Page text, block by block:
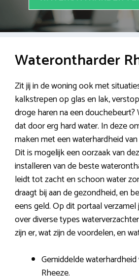
Waterontharder
Zit jij in de woning ook met
kalkstrepen op glas en lak,
droge haren na een
dat door erg hard water. In deze
maken met een waterhardheid
Dit is mogelijk een oorzaak van
installeren van de beste
leidt tot zacht en schoon water
draagt bij aan de gezondheid, en
eens geld. Op dit portaal
over diverse types
zijn er, wat zijn de voordelen, en
Gemiddelde
Rheeze.